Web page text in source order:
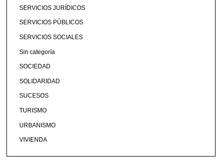
SERVICIOS JURÍDICOS
SERVICIOS PÚBLICOS
SERVICIOS SOCIALES
Sin categoría
SOCIEDAD
SOLIDARIDAD
SUCESOS
TURISMO
URBANISMO
VIVIENDA